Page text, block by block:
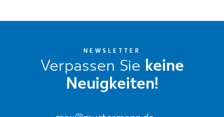
NEWSLETTER
Verpassen Sie keine
Neuigkeiten!